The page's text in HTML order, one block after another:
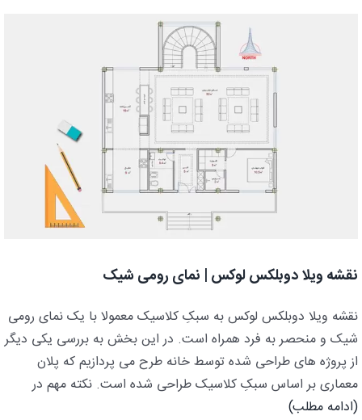
نقشه ویلا دوبلکس لوکس | نمای رومی شیک
نقشه ویلا دوبلکس لوکس به سبکِ کلاسیک معمولا با یک نمای رومی
شیک و منحصر به فرد همراه است. در این بخش به بررسی یکی دیگر
از پروژه های طراحی شده توسط خانه طرح می پردازیم که پلان
معماری بر اساس سبکِ کلاسیک طراحی شده است. نکته مهم در
(ادامه مطلب)